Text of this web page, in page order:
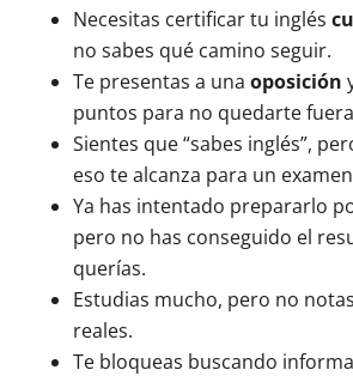
Necesitas certificar tu inglés
no sabes qué camino seguir.
Te presentas a una oposición
puntos para no quedarte
Sientes que “sabes inglés”,
eso te alcanza para un
Ya has intentado prepararlo
pero no has conseguido el
querías.
Estudias mucho, pero no
reales.
Te bloqueas buscando